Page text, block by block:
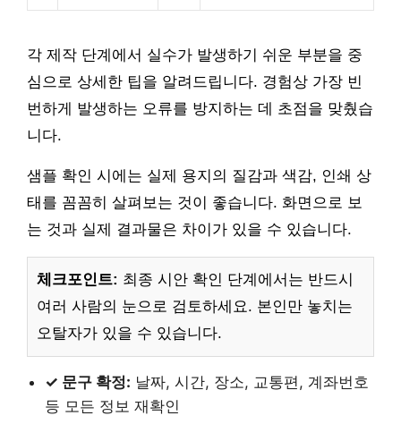
각 제작 단계에서 실수가 발생하기 쉬운 부분을 중
심으로 상세한 팁을 알려드립니다. 경험상 가장 빈
번하게 발생하는 오류를 방지하는 데 초점을 맞췄습
니다.
샘플 확인 시에는 실제 용지의 질감과 색감, 인쇄 상
태를 꼼꼼히 살펴보는 것이 좋습니다. 화면으로 보
는 것과 실제 결과물은 차이가 있을 수 있습니다.
체크포인트: 최종 시안 확인 단계에서는 반드시
여러 사람의 눈으로 검토하세요. 본인만 놓치는
오탈자가 있을 수 있습니다.
✓ 문구 확정: 날짜, 시간, 장소, 교통편, 계좌번호
등 모든 정보 재확인